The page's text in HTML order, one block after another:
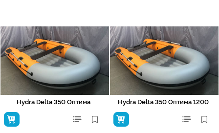
Hydra Delta 350 Оптима Hydra Delta 350 Оптима 1200